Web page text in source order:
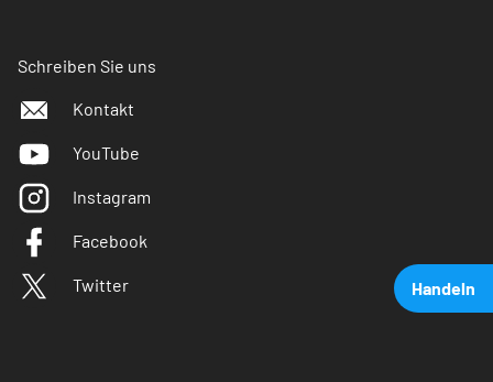
Handeln
Schreiben Sie uns
Kontakt
YouTube
Instagram
Facebook
Twitter